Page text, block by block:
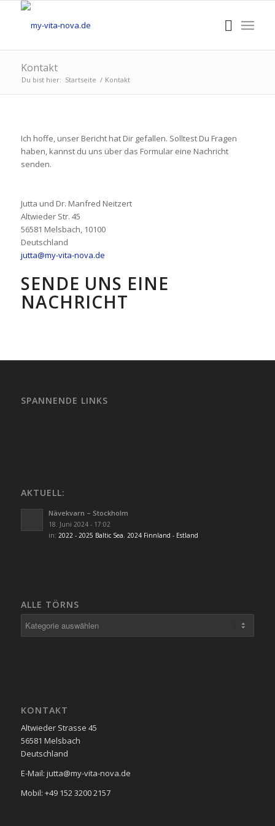
Kontakt
Du bist hier: Startseite / Kontakt
Ich hoffe, unser Bericht hat Dir gefallen. Solltest Du Fragen
haben, kannst du uns über das Formular eine Nachricht
senden.
Jutta und Dr. Manfred Neitzert
Altwieder Str. 45
56581 Melsbach, 10100
Deutschland
jutta@my-vita-nova.de
SENDE UNS EINE
NACHRICHT
SPANNENDE LINKS
AKTUELL:
Nävekvarn – Stockholm
18. Juni 2024 - 17:02
in: 2022 - 2025 Baltic Sea, 2024 Finnland - Estland
ALLE TÖRNS
KONTAKT
Altwieder Strasse 45
56581 Melsbach
Deutschland
E-Mail: jutta@my-vita-nova.de
Mobil: +49 152 3200 2157